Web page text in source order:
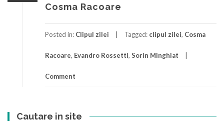
Cosma Racoare
Posted in: Clipul zilei Tagged: clipul zilei, Cosma
Racoare, Evandro Rossetti, Sorin Minghiat
Comment
Cautare in site